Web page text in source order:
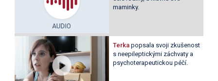
maminky.
Terka popsala svoji zkušenost
s neepileptickými záchvaty a
psychoterapeutickou péčí.